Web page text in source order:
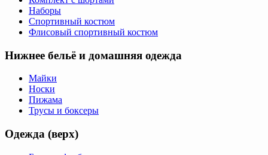
Наборы
Спортивный костюм
Флисовый спортивный костюм
Нижнее бельё и домашняя одежда
Майки
Носки
Пижама
Трусы и боксеры
Одежда (верх)